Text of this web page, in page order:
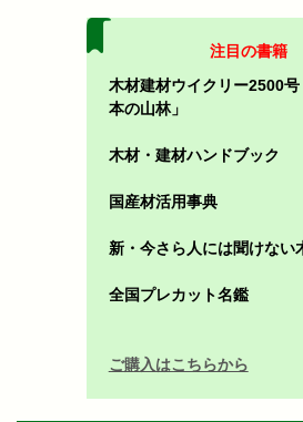
注目の書籍
木材建材ウイクリー2500号
本の山林」
木材・建材ハンドブック
国産材活用事典
新・今さら人には聞けない
全国プレカット名鑑
ご購入はこちらから